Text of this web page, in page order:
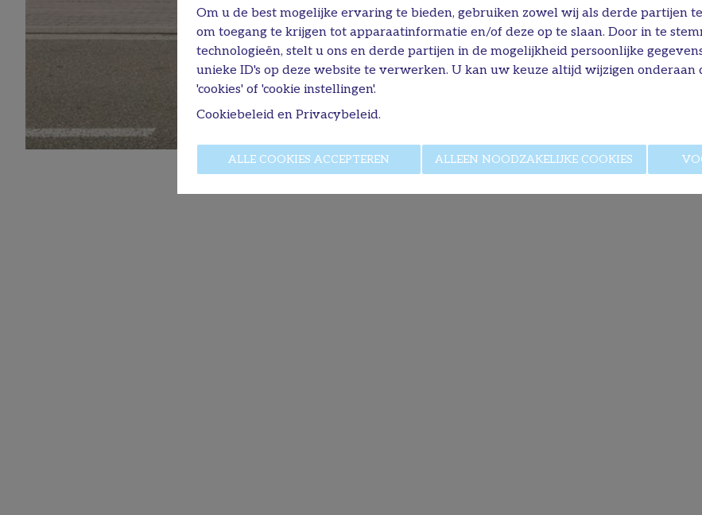
Om u de best mogelijke ervaring te bieden, gebruiken zowel wij als derde partijen
om toegang te krijgen tot apparaatinformatie en/of deze op te slaan. Door in te
technologieën, stelt u ons en derde partijen in de mogelijkheid persoonlijke
unieke ID's op deze website te verwerken. U kan uw keuze altijd wijzigen onderaan
'cookies' of 'cookie instellingen'.
Cookiebeleid en Privacybeleid.
ALLE COOKIES ACCEPTEREN ALLEEN NOODZAKELIJKE COOKIES